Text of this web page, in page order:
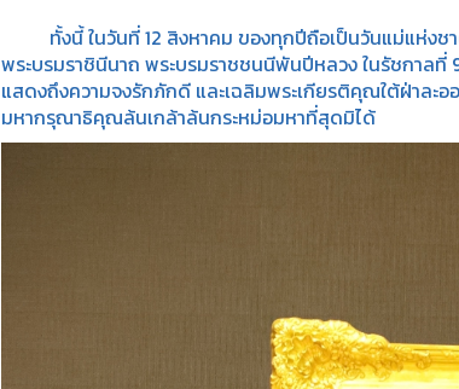
ทั้งนี้ ในวันที่ 12 สิงหาคม ของทุกปีถือเป็นวันแม่แห่งชา
พระบรมราชินีนาถ พระบรมราชชนนีพันปีหลวง ในรัชกาล
แสดงถึงความจงรักภักดี และเฉลิมพระเกียรติคุณใต้ฝ่าละ
มหากรุณาธิคุณล้นเกล้าล้นกระหม่อมหาที่สุดมิได้